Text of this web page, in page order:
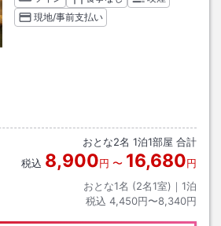
現地/事前支払い
おとな2名 1泊1部屋 合計
税込 8,900円 〜 16,680円
おとな1名 (2名1室)｜ 1泊
税込 4,450円〜8,340円